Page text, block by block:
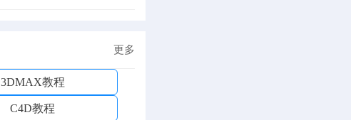
更多
3DMAX教程
C4D教程